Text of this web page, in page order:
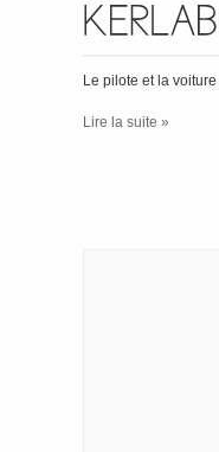
Le pilote et la
Lire la suite »